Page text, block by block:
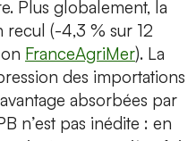
Plus globalement, la
recul (-4,3 % sur 12
FranceAgriMer). La
des importations
absorbées par
n’est pas inédite : en